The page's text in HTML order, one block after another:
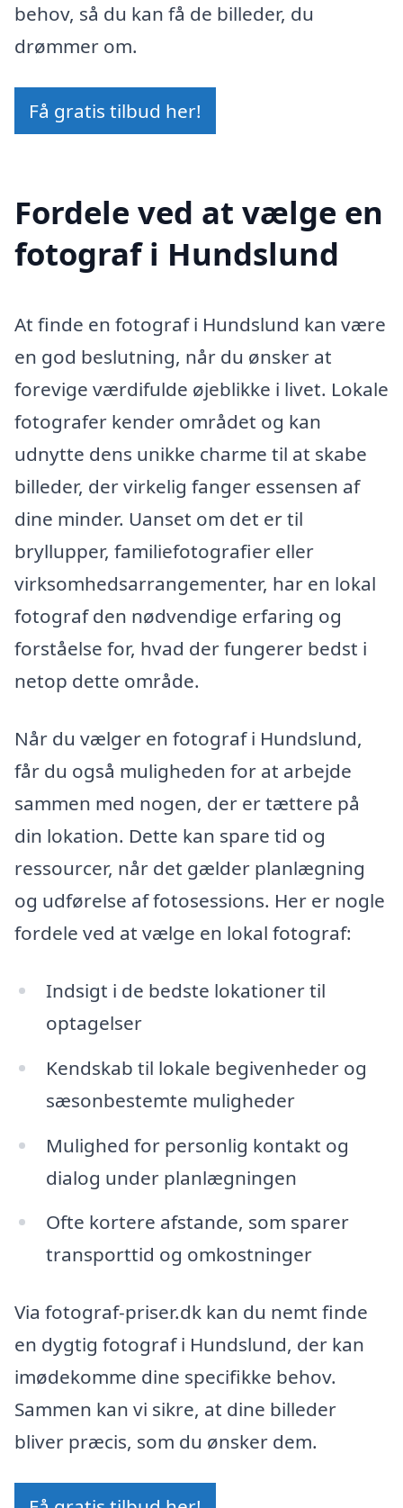
behov, så du kan få de billeder, du
drømmer om.
Få gratis tilbud her!
Fordele ved at vælge en
fotograf i Hundslund
At finde en fotograf i Hundslund kan være
en god beslutning, når du ønsker at
forevige værdifulde øjeblikke i livet. Lokale
fotografer kender området og kan
udnytte dens unikke charme til at skabe
billeder, der virkelig fanger essensen af
dine minder. Uanset om det er til
bryllupper, familiefotografier eller
virksomhedsarrangementer, har en lokal
fotograf den nødvendige erfaring og
forståelse for, hvad der fungerer bedst i
netop dette område.
Når du vælger en fotograf i Hundslund,
får du også muligheden for at arbejde
sammen med nogen, der er tættere på
din lokation. Dette kan spare tid og
ressourcer, når det gælder planlægning
og udførelse af fotosessions. Her er nogle
fordele ved at vælge en lokal fotograf:
Indsigt i de bedste lokationer til
optagelser
Kendskab til lokale begivenheder og
sæsonbestemte muligheder
Mulighed for personlig kontakt og
dialog under planlægningen
Ofte kortere afstande, som sparer
transporttid og omkostninger
Via fotograf-priser.dk kan du nemt finde
en dygtig fotograf i Hundslund, der kan
imødekomme dine specifikke behov.
Sammen kan vi sikre, at dine billeder
bliver præcis, som du ønsker dem.